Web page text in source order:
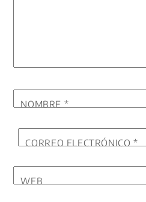
NOMBRE *
CORREO ELECTRÓNICO*
WEB